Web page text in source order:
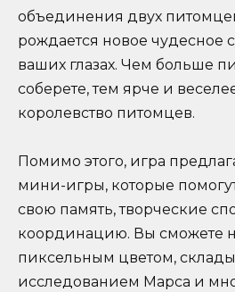
объединения двух
рождается новое чудесное
ваших глазах. Чем больше
соберете, тем ярче и
королевство питомцев.
Помимо этого, игра
мини-игры, которые
свою память, творческие
координацию. Вы сможете
пиксельным цветом,
исследованием Марса и